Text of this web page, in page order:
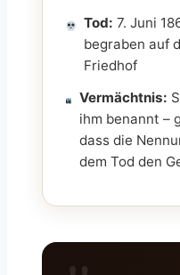
Tod: 7. Juni
begraben auf
Friedhof
Vermächtnis:
ihm benannt –
dass die
dem Tod den